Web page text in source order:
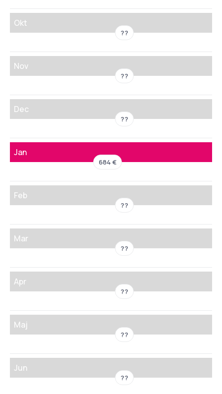
Okt
??
Nov
??
Dec
??
Jan
684 €
Feb
??
Mar
??
Apr
??
Maj
??
Jun
??